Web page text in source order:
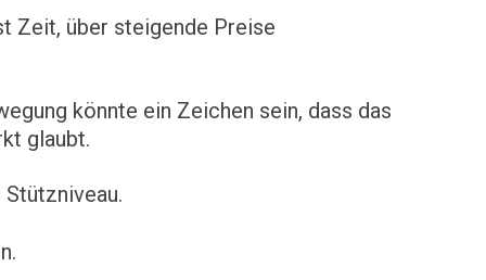
Zeit, über steigende Preise
könnte ein Zeichen sein, dass das
glaubt.